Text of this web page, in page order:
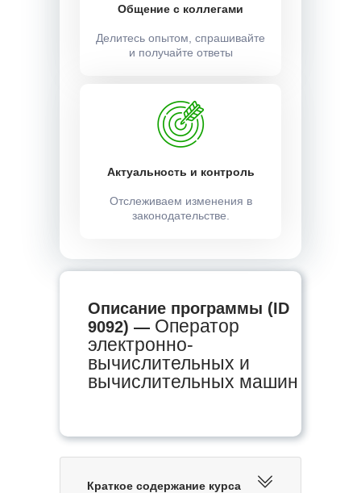
Общение с коллегами
Делитесь опытом, спрашивайте
и получайте ответы
Актуальность и контроль
Отслеживаем изменения в
законодательстве.
Описание программы (ID
9092) — Оператор
электронно-
вычислительных и
вычислительных машин
Краткое содержание курса